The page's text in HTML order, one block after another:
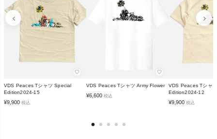
♡
VDS Peaces Tシャツ Special
Edition2024-15
¥9,900 税込
♡
VDS Peaces Tシャツ Army Flower
¥6,600 税込
VDS Peaces Tシャ
Edition2024-12
¥9,900 税込